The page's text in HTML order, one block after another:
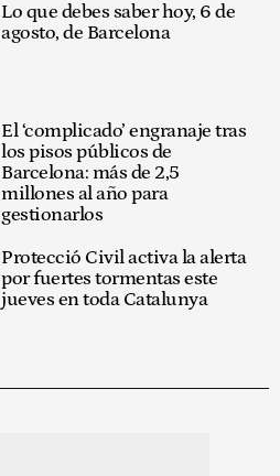
Lo que debes saber hoy, 6 de
agosto, de Barcelona
El ‘complicado’ engranaje tras
los pisos públicos de
Barcelona: más de 2,5
millones al año para
gestionarlos
Protecció Civil activa la alerta
por fuertes tormentas este
jueves en toda Catalunya